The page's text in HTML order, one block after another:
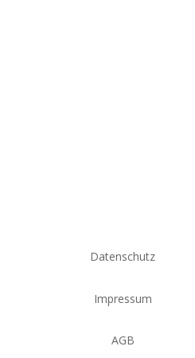
Datenschutz
Impressum
AGB